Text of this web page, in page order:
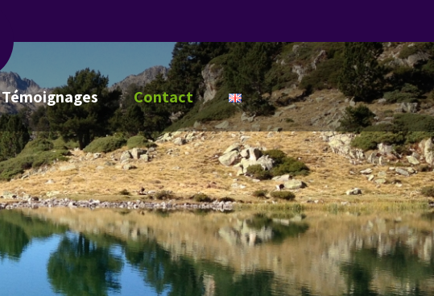
Témoignages Contact